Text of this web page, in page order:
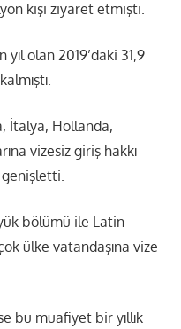
kişi ziyaret etmişti.
olan 2019’daki 31,9
İtalya, Hollanda,
vizesiz giriş hakkı
genişletti.
bölümü ile Latin
ülke vatandaşına vize
bu muafiyet bir yıllık